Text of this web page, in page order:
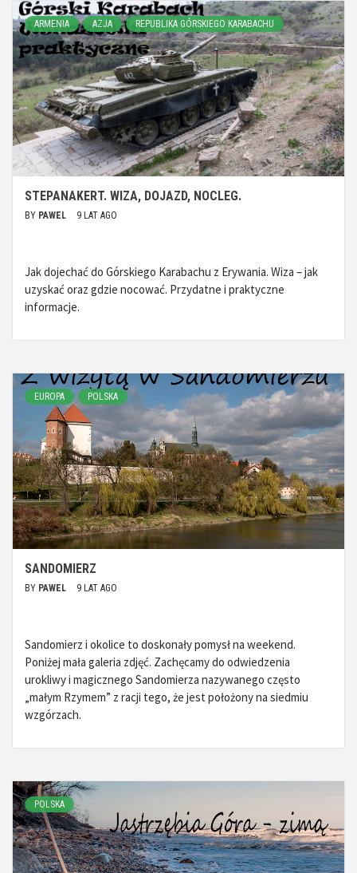
ARMENIA AZJA REPUBLIKA GÓRSKIEGO KARABACHU
STEPANAKERT. WIZA, DOJAZD, NOCLEG.
BY PAWEL 9 LAT AGO
Jak dojechać do Górskiego Karabachu z Erywania. Wiza – jak
uzyskać oraz gdzie nocować. Przydatne i praktyczne
informacje.
EUROPA POLSKA
SANDOMIERZ
BY PAWEL 9 LAT AGO
Sandomierz i okolice to doskonały pomysł na weekend.
Poniżej mała galeria zdjęć. Zachęcamy do odwiedzenia
urokliwy i magicznego Sandomierza nazywanego często
„małym Rzymem” z racji tego, że jest położony na siedmiu
wzgórzach.
POLSKA